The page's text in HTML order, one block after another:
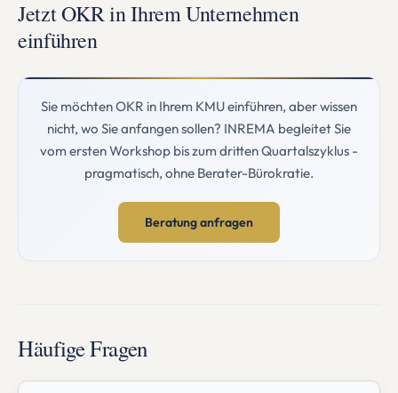
Jetzt OKR in Ihrem Unternehmen
einführen
Sie möchten OKR in Ihrem KMU einführen, aber wissen
nicht, wo Sie anfangen sollen? INREMA begleitet Sie
vom ersten Workshop bis zum dritten Quartalszyklus -
pragmatisch, ohne Berater-Bürokratie.
Beratung anfragen
Häufige Fragen